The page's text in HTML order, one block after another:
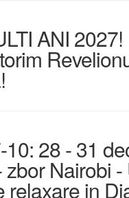
ANI 2027!
10: 28 - 31
zbor Nairobi
relaxare in